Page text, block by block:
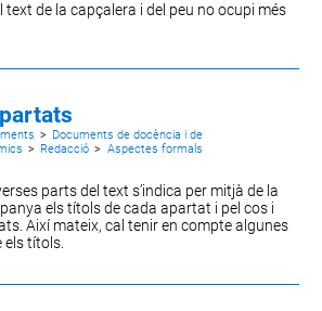
text de la capçalera i del peu no ocupi més
> Documents de docència i de
> Redacció > Aspectes formals
parts del text s’indica per mitjà de la
els títols de cada apartat i pelcos i
Així mateix, cal tenir en compte algunes
els títols.